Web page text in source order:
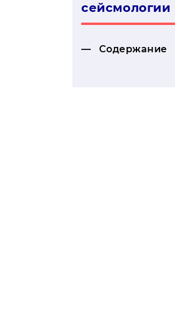
сей­смо­логии
Содержание